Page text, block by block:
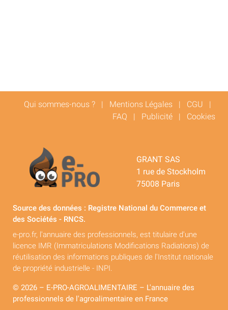
Qui sommes-nous ? | Mentions Légales | CGU |
FAQ | Publicité | Cookies
GRANT SAS
1 rue de Stockholm
75008 Paris
Source des données : Registre National du Commerce et
des Sociétés - RNCS.
e-pro.fr, l'annuaire des professionnels, est titulaire d'une
licence IMR (Immatriculations Modifications Radiations) de
réutilisation des informations publiques de l'Institut nationale
de propriété industrielle - INPI.
© 2026 – E-PRO-AGROALIMENTAIRE – L'annuaire des
professionnels de l'agroalimentaire en France